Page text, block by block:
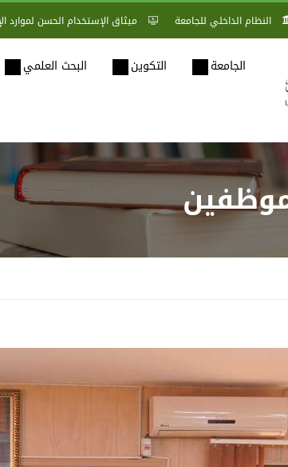
النظام الداخلي للجامعة ميثاق الإستخدام الحسن لموارد
الجامعة التكوين البحث العلمي